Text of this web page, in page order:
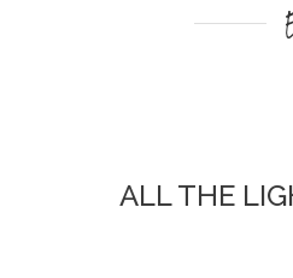
ALL THE